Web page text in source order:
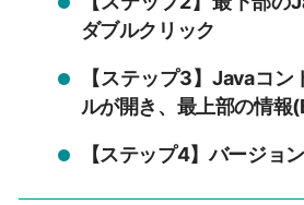
ダブルクリック
【ステップ3】Javaコ
ルが開き、最上部の情報
【ステップ4】バージョ